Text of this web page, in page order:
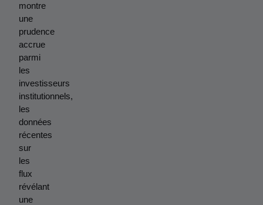
montre
une
prudence
accrue
parmi
les
investisseurs
institutionnels,
les
données
récentes
sur
les
flux
révélant
une